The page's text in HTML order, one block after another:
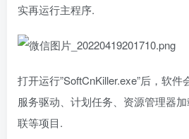
实再运行主程序.
打开运行”SoftCnKiller.exe”后，软件
服务驱动、计划任务、资源管理器
联等项目.